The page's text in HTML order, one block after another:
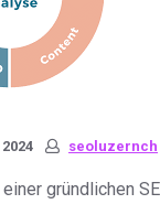
seoluzernch
gründlichen